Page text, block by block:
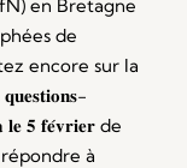
en Bretagne
de
encore sur la
𝐥𝐞 𝟓 𝐟𝐞́𝐯𝐫𝐢𝐞𝐫 de
à